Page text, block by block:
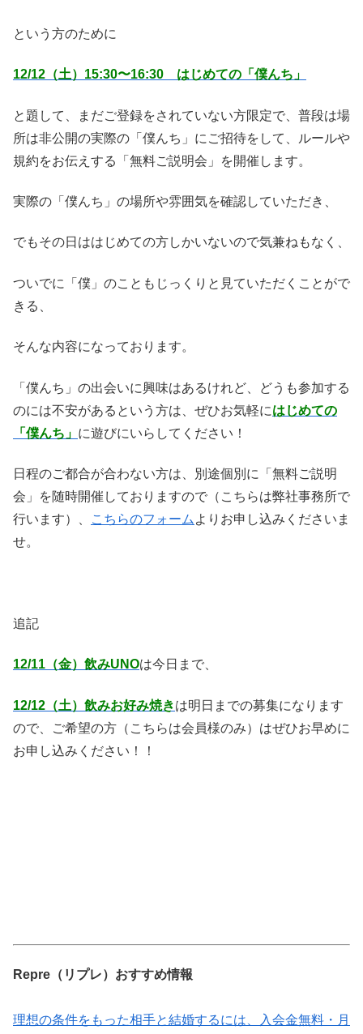
という方のために
12/12（土）15:30〜16:30 はじめての「僕んち」
と題して、まだご登録をされていない方限定で、普段は場
所は非公開の実際の「僕んち」にご招待をして、ルールや
規約をお伝えする「無料ご説明会」を開催します。
実際の「僕んち」の場所や雰囲気を確認していただき、
でもその日ははじめての方しかいないので気兼ねもなく、
ついでに「僕」のこともじっくりと見ていただくことがで
きる、
そんな内容になっております。
「僕んち」の出会いに興味はあるけれど、どうも参加する
のには不安があるという方は、ぜひお気軽にはじめての
「僕んち」 に遊びにいらしてください！
日程のご都合が合わない方は、別途個別に「無料ご説明
会」を随時開催しておりますので（こちらは弊社事務所で
行います）、
こちらのフォーム よりお申し込みくださいま
せ。
追記
12/11（金）飲みUNOは今日まで、
12/12（土）飲みお好み焼きは明日までの募集になります
ので、ご希望の方（こちらは会員様のみ）はぜひお早めに
お申し込みください！！
Repre（リプレ）おすすめ情報
理想の条件をもった相手と結婚するには、入会金無料・月